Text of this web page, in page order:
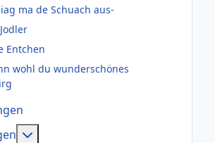
ma de Schuach aus-
Entchen
wohl du wunderschönes